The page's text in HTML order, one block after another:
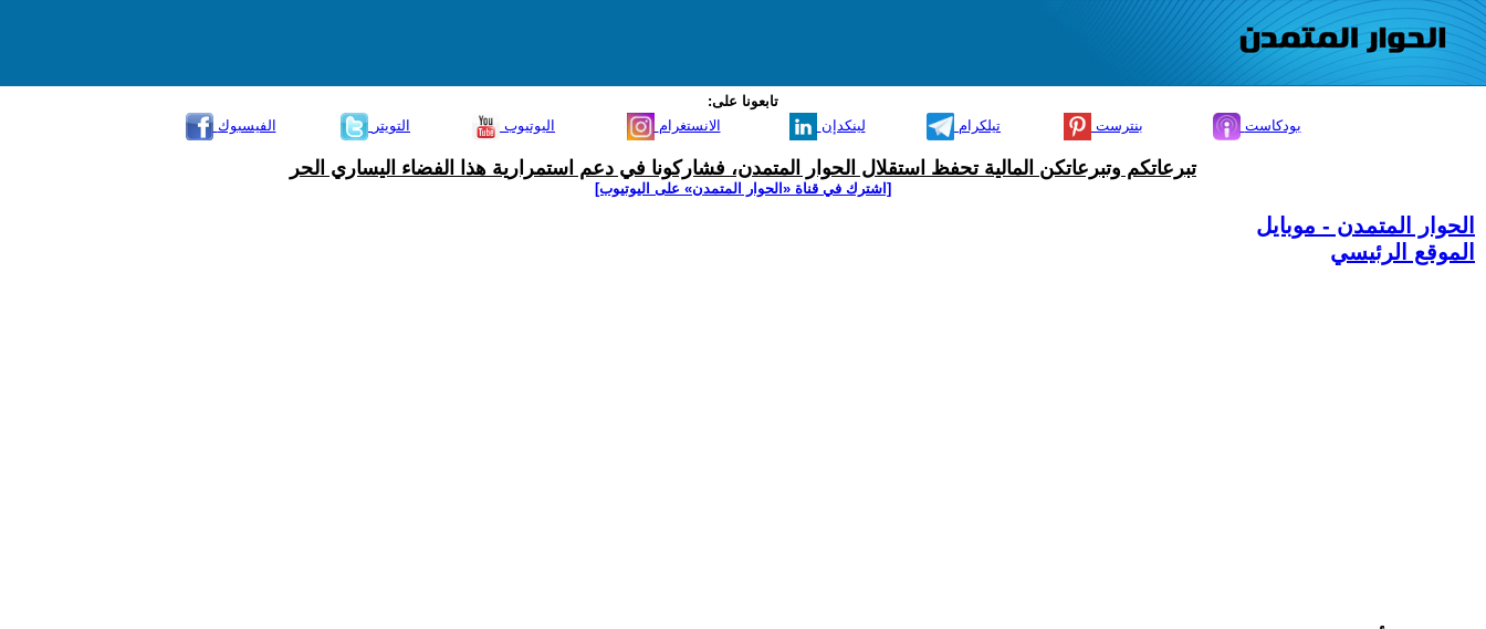
تابعونا على:
الفيسبوك
التويتر اليوتيوب الانستغرام لينكدإن تيلكرام بنترست بودكاست
تبرعاتكم وتبرعاتكن المالية تحفظ استقلال الحوار المتمدن، فشاركونا في دعم استمرارية هذا الفضاء اليساري الحر
[اشترك في قناة ‫«الحوار المتمدن» على اليوتيوب]
الحوار المتمدن - موبايل
الموقع الرئيسي